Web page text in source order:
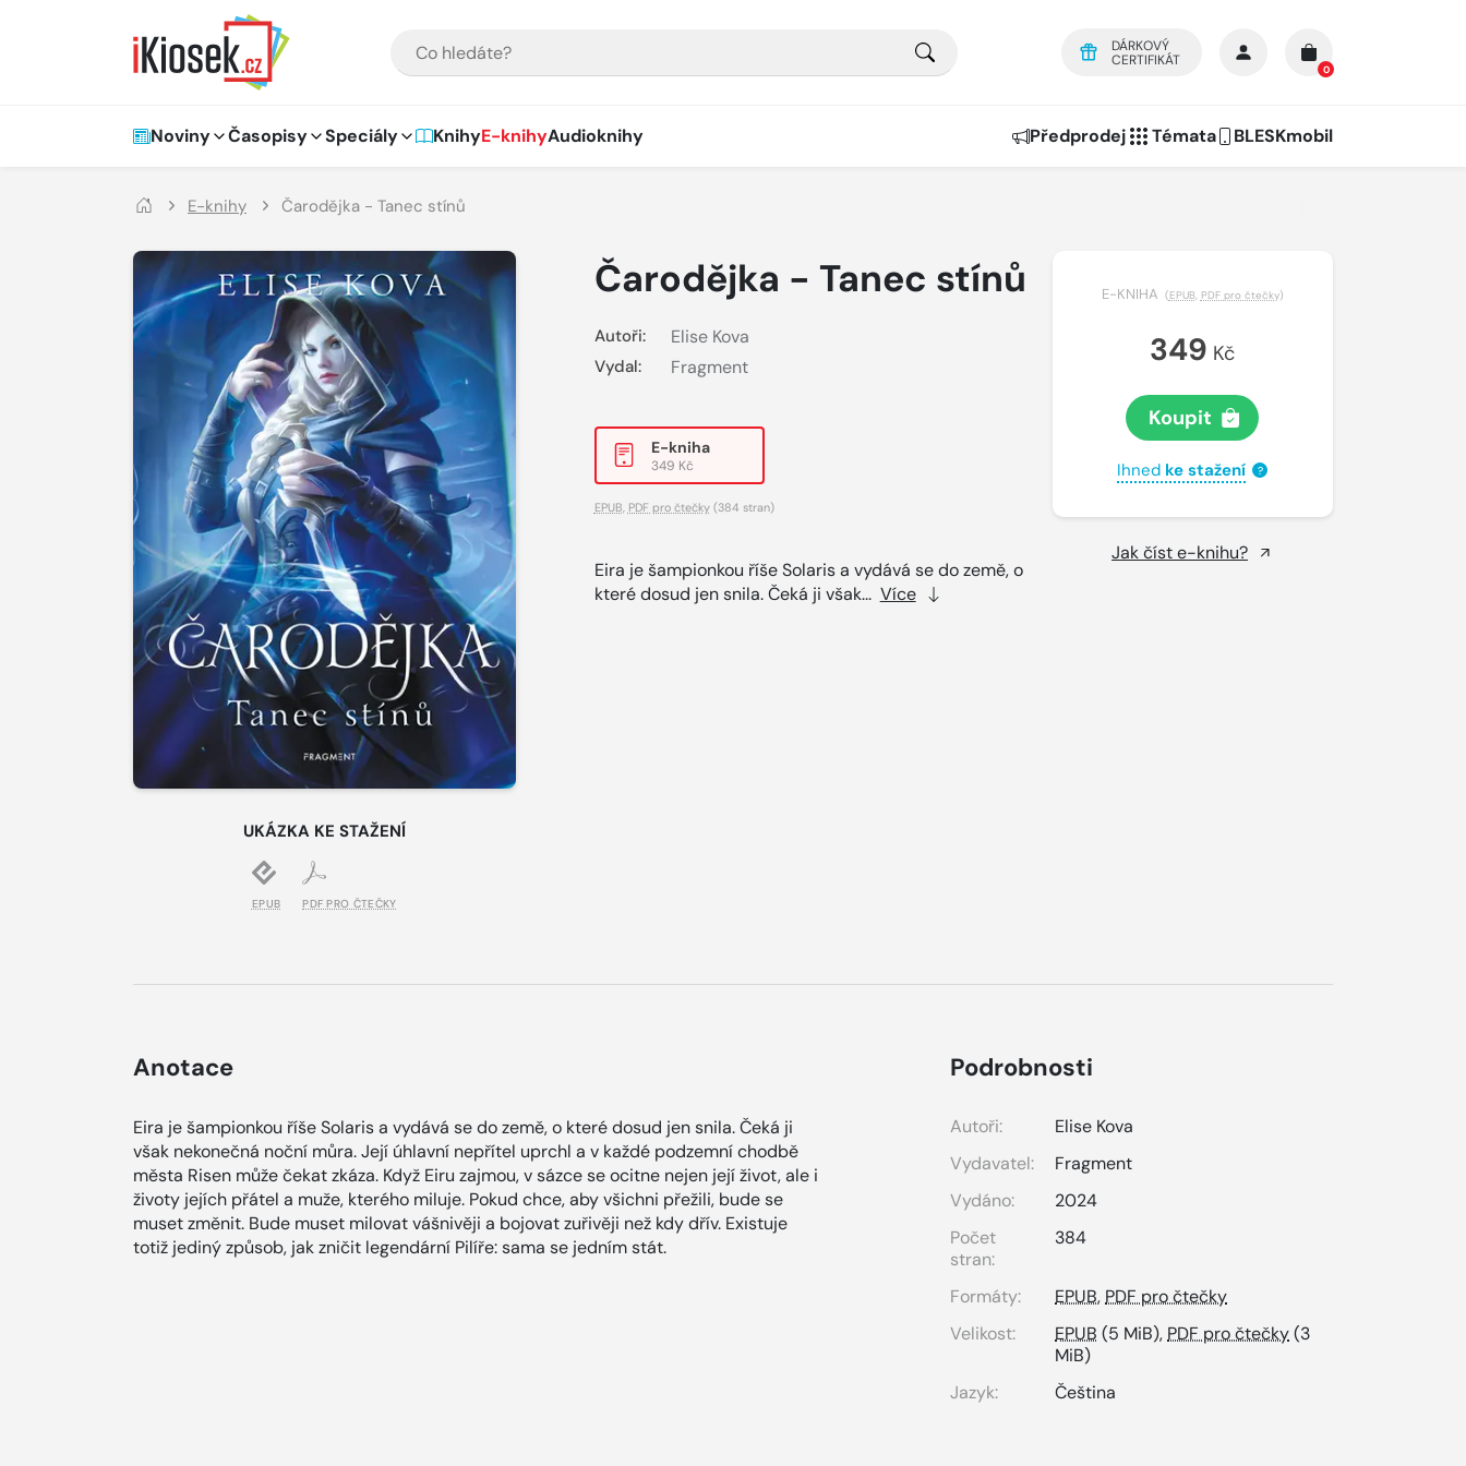
DÁRKOVÝ
CERTIFIKÁT
0
Hlavní navigace
Noviny Časopisy Speciály KnihyE-knihyAudioknihy Předprodej Témata BLESKmobil
E-knihy Čarodějka - Tanec stínů
UKÁZKA KE STAŽENÍ
EPUB PDF PRO ČTEČKY
Čarodějka - Tanec stínů
Autoři: Elise Kova
Vydal: Fragment
E-kniha
349 Kč
EPUB PDF pro čtečky(384 stran)
Eira je šampionkou říše Solaris a vydává se do země, o
které dosud jen snila. Čeká ji však... Více
E-KNIHA (EPUB, PDF pro čtečky)
349 Kč
Koupit
Ihned ke stažení ?
Jak číst e-knihu?
Anotace
Eira je šampionkou říše Solaris a vydává se do země, o které dosud jen snila. Čeká ji
však nekonečná noční můra. Její úhlavní nepřítel uprchl a v každé podzemní chodbě
města Risen může čekat zkáza. Když Eiru zajmou, v sázce se ocitne nejen její život, ale i
životy jejích přátel a muže, kterého miluje. Pokud chce, aby všichni přežili, bude se
muset změnit. Bude muset milovat vášnivěji a bojovat zuřivěji než kdy dřív. Existuje
totiž jediný způsob, jak zničit legendární Pilíře: sama se jedním stát.
Podrobnosti
Autoři:
Elise Kova
Vydavatel:
Fragment
Vydáno:
2024
Počet
stran:
384
Formáty: EPUB, PDF pro čtečky
Velikost:
EPUB (5 MiB), PDF pro čtečky(3
MiB)
Jazyk:
Čeština